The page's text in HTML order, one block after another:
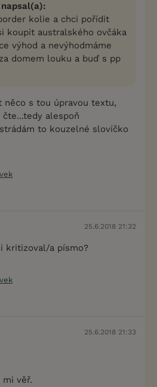
kolie a chci pořídit
koupit australského ovčáka
výhod a nevýhodmáme
domem louku a buď s pp
něco s tou úpravou textu,
alespoň
to kouzelné slovíčko
25.6.2018 21:32
kritizoval/a písmo?
25.6.2018 21:33
mi věř.